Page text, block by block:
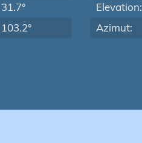
31.7°
103.2°
Elevation:
Azimut: